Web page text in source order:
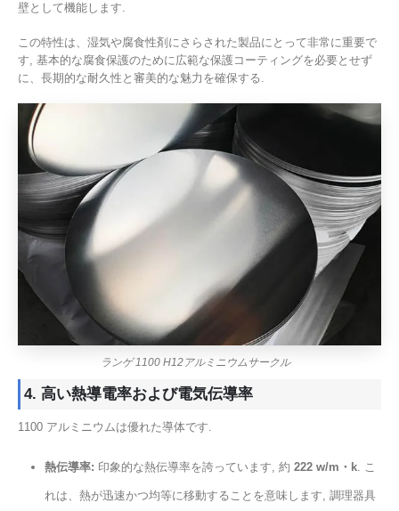
壁として機能します.
この特性は、湿気や腐食性剤にさらされた製品にとって非常に重要で
す, 基本的な腐食保護のために広範な保護コーティングを必要とせず
に、長期的な耐久性と審美的な魅力を確保する.
ランゲ 1100 H12アルミニウムサークル
4. 高い熱導電率および電気伝導率
1100 アルミニウムは優れた導体です.
熱伝導率: 印象的な熱伝導率を誇っています, 約 222 w/m・k. こ
れは、熱が迅速かつ均等に移動することを意味します, 調理器具